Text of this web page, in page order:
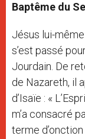
Baptême du
Jésus lui-
s’est passé
Jourdain. De
de Nazareth, il
d’Isaïe : «
m’a consacré
terme